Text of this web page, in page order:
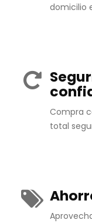
domicilio
Compra
total